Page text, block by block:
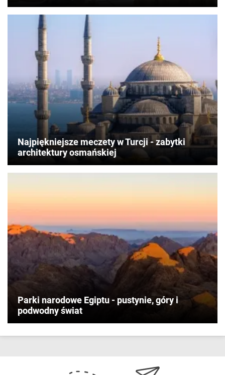
Najpiękniejsze meczety w Turcji - zabytki
architektury osmańskiej
Parki narodowe Egiptu - pustynie, góry i
podwodny świat